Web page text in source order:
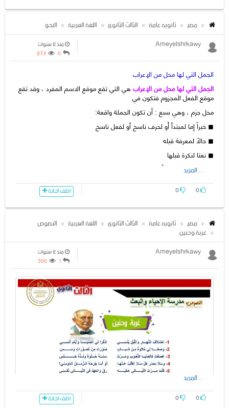
مصر ثانويه عامة الثالث الثانوى اللغة العربية
النحو
Ameyelshrkawy
منذ 2 سنوات
0
273
الجمل التي لها محل من الإعراب
الجملالتيلهامحلمنالإعراب هي التيتقعموقع الاسم المفرد ، وقدتقع
موقع الفعل المجزوم فتكون في
محلجزم ، وهي سبع : أنتكون الجملةواقعة:
◼ خبراً إِمالمبتدأأَولحرف ناسخأولفعل ناسخ
◼ حالاًلمعرفةقبله
◼ نعتالنكرةقبلها
مفعولاًبه أَو
◼مضافاإليه
لشرط
◼جملةتابعةلجملةلهامحلمنالإعراب
....المزيد
0
0 اضف اجابة
مصر ثانويه عامة الثالث الثانوى اللغة العربية النصوص
غربة وحنين
Ameyelshrkawy
منذ 2 سنوات
1
300
....المزيد
0
0 اضف اجابة